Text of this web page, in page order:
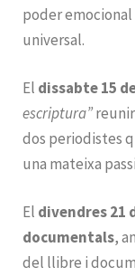
poder
universal.
El dissabte 15
escriptura”
dos periodistes
una mateixa
El divendres 21
documentals,
del llibre i